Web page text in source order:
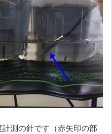
測の針です（赤矢印の部